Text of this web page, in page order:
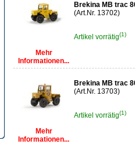
Mehr
Informationen...
Brekina MB trac
(Art.Nr. 13702)
Artikel vorrätig(1)
Mehr
Informationen...
Brekina MB trac
(Art.Nr. 13703)
Artikel vorrätig(1)